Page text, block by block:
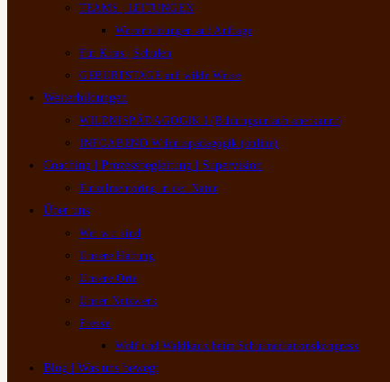
TEAMS | LEITUNGEN
Weiterbildungen auf Anfrage
Für Kitas | Schulen
GEBURTSTAGE auf wilde Weise
Weiterbildungen
WILDNISPÄDAGOGIK I (Bildungsurlaub anerkannt)
INFOABEND Wildnispädagogik (online)
Coaching | Prozessbegleitung | Supervision
Einzelmentoring in der Natur
Über uns
Wer wir sind
Unsere Haltung
Unsere Orte
Unser Netzwerk
Presse
Wolf und Waldkauz beim Schulmediationskongress
Blog | Was uns bewegt